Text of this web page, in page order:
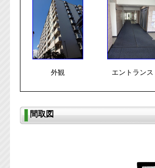
外観 エントランス
間取図